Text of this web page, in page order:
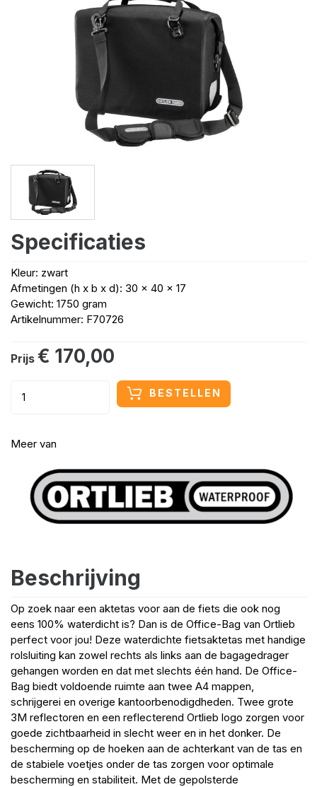
Specificaties
Kleur: zwart
Afmetingen (h x b x d): 30 x 40 x 17
Gewicht: 1750 gram
Artikelnummer: F70726
Prijs € 170,00
BESTELLEN
Meer van
Beschrijving
Op zoek naar een aktetas voor aan de fiets die ook nog
eens 100% waterdicht is? Dan is de Office-Bag van Ortlieb
perfect voor jou! Deze waterdichte fietsaktetas met handige
rolsluiting kan zowel rechts als links aan de bagagedrager
gehangen worden en dat met slechts één hand. De Office-
Bag biedt voldoende ruimte aan twee A4 mappen,
schrijgerei en overige kantoorbenodigdheden. Twee grote
3M reflectoren en een reflecterend Ortlieb logo zorgen voor
goede zichtbaarheid in slecht weer en in het donker. De
bescherming op de hoeken aan de achterkant van de tas en
de stabiele voetjes onder de tas zorgen voor optimale
bescherming en stabiliteit. Met de gepolsterde